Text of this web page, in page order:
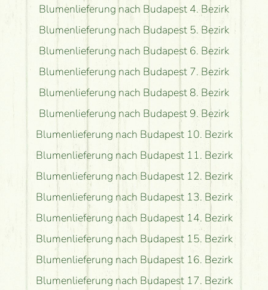
Blumenlieferung nach Budapest 4. Bezirk
Blumenlieferung nach Budapest 5. Bezirk
Blumenlieferung nach Budapest 6. Bezirk
Blumenlieferung nach Budapest 7. Bezirk
Blumenlieferung nach Budapest 8. Bezirk
Blumenlieferung nach Budapest 9. Bezirk
Blumenlieferung nach Budapest 10. Bezirk
Blumenlieferung nach Budapest 11. Bezirk
Blumenlieferung nach Budapest 12. Bezirk
Blumenlieferung nach Budapest 13. Bezirk
Blumenlieferung nach Budapest 14. Bezirk
Blumenlieferung nach Budapest 15. Bezirk
Blumenlieferung nach Budapest 16. Bezirk
Blumenlieferung nach Budapest 17. Bezirk